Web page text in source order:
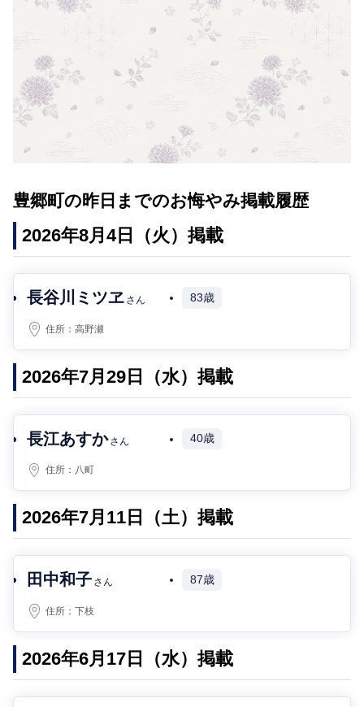
豊郷町の昨日までのお悔やみ掲載履歴
2026年8月4日（火）掲載
長谷川ミツヱ さん 83歳
住所：高野瀬
2026年7月29日（水）掲載
長江あすか さん 40歳
住所： 八町
2026年7月11日（土）掲載
田中和子 さん 87歳
住所：下枝
2026年6月17日（水）掲載